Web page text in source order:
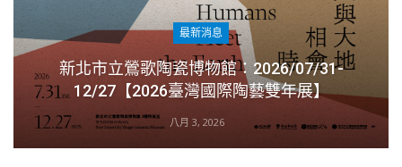
最新消息
新北市立鶯歌陶瓷博物館：2026/07/31-
12/27【2026臺灣國際陶藝雙年展】
八月 3, 2026